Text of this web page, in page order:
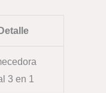
Detalle
3 en 1